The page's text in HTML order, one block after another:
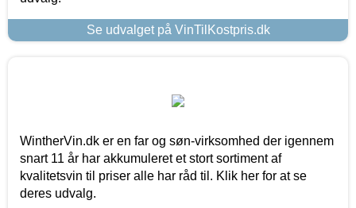
Se udvalget på VinTilKostpris.dk
WintherVin.dk er en far og søn-virksomhed der igennem
snart 11 år har akkumuleret et stort sortiment af
kvalitetsvin til priser alle har råd til. Klik her for at se
deres udvalg.